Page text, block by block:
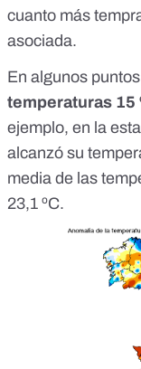
cuanto más
asociada.
En algunos
temperaturas 15
ejemplo, en la
alcanzó su
media de las
23,1 ºC.